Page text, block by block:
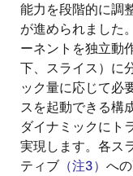
能力を段階的に調
が進められました
ーネントを独立動
下、スライス）に
ック量に応じて必
スを起動できる構
ダイナミックにト
実現します。各ス
ティブ （注3） へ